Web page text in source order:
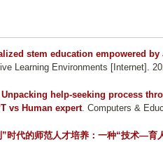
stem education empowered
Learning Environments [Internet].
Unpacking help-seeking process
vs Human expert. Computers &
”时代的师范人才培养：一种“技术—育